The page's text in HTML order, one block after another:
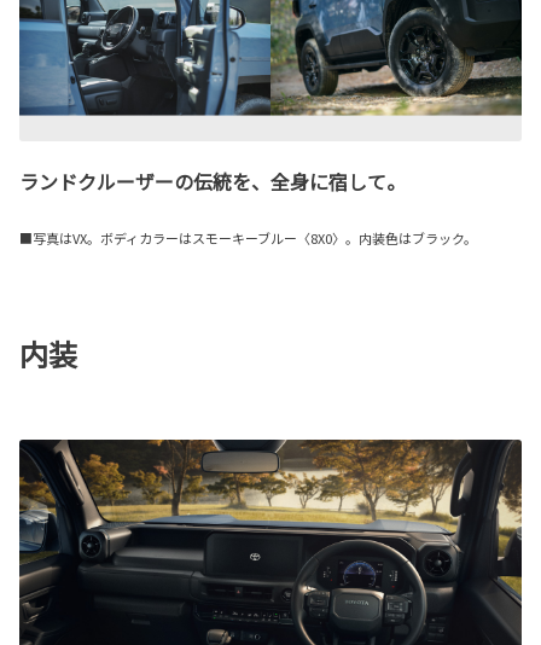
ランドクルーザーの伝統を、全身に宿して。
■写真はVX。ボディカラーはスモーキーブルー〈8X0〉。内装色はブラック。
内装